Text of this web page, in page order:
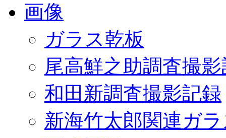
画像
ガラス乾板
尾高鮮之助調査撮
和田新調査撮影記録
新海竹太郎関連ガ